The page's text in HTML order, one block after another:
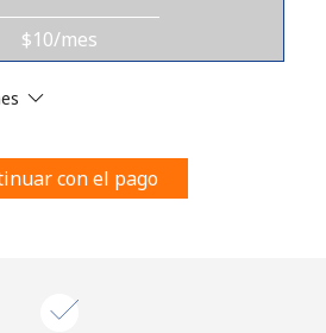
Únete
¡Hola!
$10/mes
con el pago